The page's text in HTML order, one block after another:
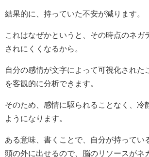
結果的に、持っていた不安が減ります。
これはなぜかというと、その時点のネガ
されにくくなるから。
自分の感情が文字によって可視化された
を客観的に分析できます。
そのため、感情に駆られることなく、冷
ようになります。
ある意味、書くことで、自分が持ってい
頭の外に出せるので、脳のリソースがネ